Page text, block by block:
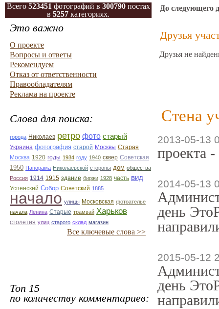
Всего 523451 фотографий в 300790постах
в 5257 категориях.
Это важно
О проекте
Вопросы и ответы
Рекомендуем
Отказ от ответственности
Правообладателям
Реклама на проекте
Слова для поиска:
города Николаев ретро фото старый
Украина фотография старой Москвы Старая
Москва 1920 годы 1934 году 1940 сквер Советская
1950 Панорама Николаевской стороны дом общества
Россия 1914 1915 здание биржи 1928 часть вид
Успенский Собор Советский 1885
начало улицы Московская фотоателье
начала Ленина Старые трамвай Харьков
столетия улиц старого склад магазин
Все ключевые слова >>
Топ 15
по количеству комментариев:
До следующего
Друзья
Друзья не
Стена
2013-05-13
проекта
2014-05-13
день
2015-05-12
день